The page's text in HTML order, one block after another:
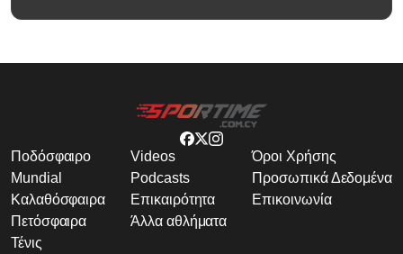
Ποδόσφαιρο
Mundial
Καλαθόσφαιρα
Πετόσφαιρα
Τένις
Videos
Podcasts
Επικαιρότητα
Άλλα αθλήματα
Όροι Χρήσης
Προσωπικά Δεδομένα
Επικοινωνία